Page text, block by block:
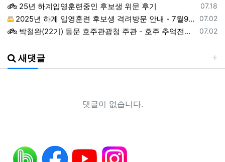
등록일
07.18
25년 하계입영훈련중인 후보생 위문 후기
등록일
07.02
2025년 하계 입영훈련 후보생 격려방문 안내 - 7월9일(수)
등록일
07.02
박철완(22기) 동문 호주관광청 주관 - 호주 추억전에 한국화 최초 초청 전시회
등록일
05.02
ROTC 육성 및 지원 특별법 공청회
등록일
01.22
예능프로그램 ‘강철부대’ 여군편인 ‘강철부대W’에 ROTC 동문 4인이 출연
ROTC명문가를 찾습니다.
조선대 ROTC의 쾌거! 이학승·김하랑 후보생, ‘2026 美 대학 특별리더십 연수’ 선발
장군 진급을 축하드립니다. 소장 박민영(31기/정보), 준장 서필석(34기/공병).황주봉(36기/보병).김희찬(36기/기갑)
새댓글
댓글이 없습니다.